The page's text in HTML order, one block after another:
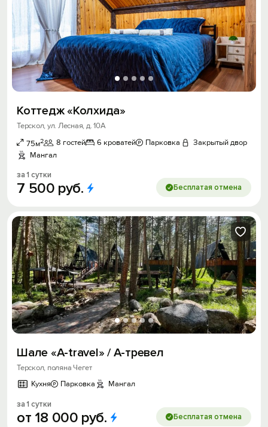
Коттедж «Колхида»
Терскол, ул. Лесная, д. 10А
75м2 8 гостей 6 кроватей Парковка
Закрытый двор
Мангал
за 1 сутки
7 500 руб. Бесплатая отмена
Шале «A-travel» / А-тревел
Терскол, поляна Чегет
Кухня
Парковка Мангал
за 1 сутки
от 18 000 руб. Бесплатая отмена